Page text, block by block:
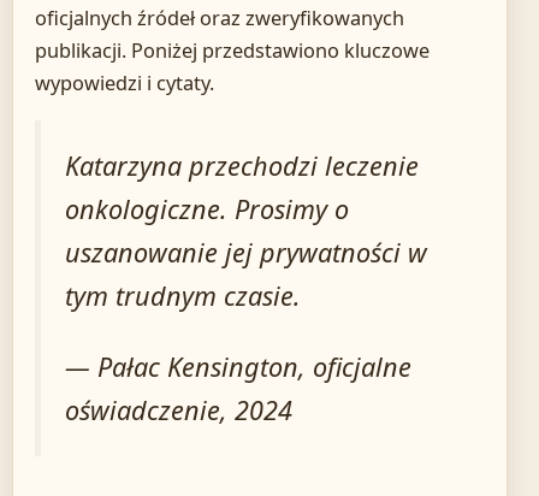
oficjalnych źródeł oraz zweryfikowanych
publikacji. Poniżej przedstawiono kluczowe
wypowiedzi i cytaty.
Katarzyna przechodzi leczenie
onkologiczne. Prosimy o
uszanowanie jej prywatności w
tym trudnym czasie.
— Pałac Kensington, oficjalne
oświadczenie, 2024